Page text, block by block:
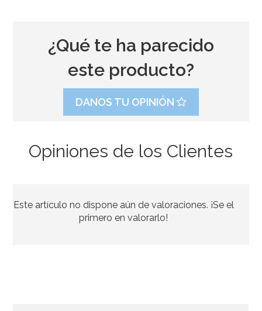
2,95€
¿Qué te ha parecido
este producto?
DANOS TU OPINIÓN
Opiniones de los Clientes
Este artículo no dispone aún de valoraciones. ¡Se el
primero en valorarlo!